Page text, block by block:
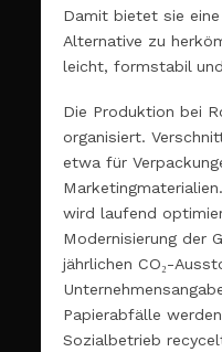
Damit bietet sie
Alternative zu
leicht, formstabil
Die Produktion bei
organisiert.
etwa für
wird laufend
Modernisierung der
jährlichen CO₂-
Papierabfälle
Sozialbetrieb